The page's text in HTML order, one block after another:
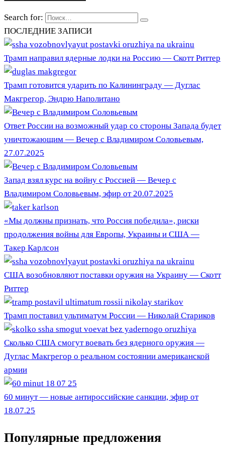
Search for:
ПОСЛЕДНИЕ ЗАПИСИ
Трамп направил ядерные лодки на Россию — Скотт Риттер
Трамп готовится ударить по Калининграду — Дуглас
Макгрегор, Эндрю Наполитано
Ответ России на возможный удар со стороны Запада будет
уничтожающим — Вечер с Владимиром Соловьевым,
27.07.2025
Запад взял курс на войну с Россией — Вечер с
Владимиром Соловьевым, эфир от 20.07.2025
«Мы должны признать, что Россия победила», риски
продолжения войны для Европы, Украины и США —
Такер Карлсон
США возобновляют поставки оружия на Украину — Скотт
Риттер
Трамп поставил ультиматум России — Николай Стариков
Сколько США смогут воевать без ядерного оружия —
Дуглас Макгрегор о реальном состоянии американской
армии
60 минут — новые антироссийские санкции, эфир от
18.07.25
Популярные предложения